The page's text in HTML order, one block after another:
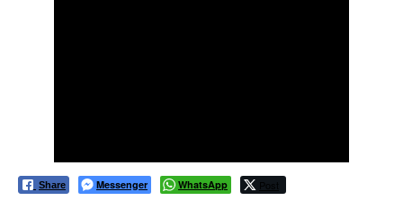
Share Messenger WhatsApp Post